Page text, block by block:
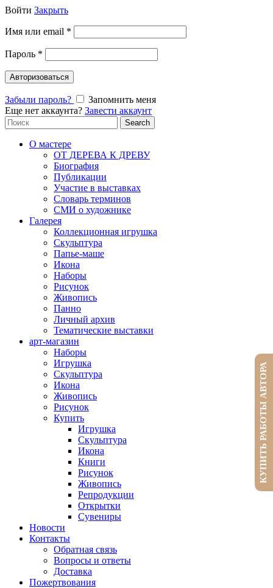
Войти Закрыть
Имя или email *
Пароль *
Авторизоваться
Забыли пароль?
Запомнить меня
Еще нет аккаунта? Завести аккаунт
Search
for:
Search
О мастере
ОТ ДЕРЕВА К ДРЕВУ
Биография
Публикации
Участие в выставках
Словарь терминов
СМИ о художнике
Галерея
Коллекционная игрушка
Скульптура
Папье-маше
Икона
Наборы
Рисунок
Живопись
Панно
Личный архив
Тематические выставки
арт-магазин
Наборы
Игрушка
Скульптура
Икона
Живопись
Рисунок
Купить
Игрушка
Скульптура
Икона
Книги
Рисунок
Живопись
Репродукции
Открытки
Сувениры
Новости
Контакты
Обратная связь
Вопросы и ответы
Доставка
Пожертвования
КУПИТЬ РАБОТЫ АВТОРА